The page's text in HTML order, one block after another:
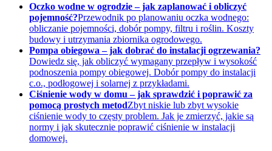
Oczko wodne w ogrodzie – jak zaplanować i obliczyć
pojemność?Przewodnik po planowaniu oczka wodnego:
obliczanie pojemności, dobór pompy, filtru i roślin. Koszty
budowy i utrzymania zbiornika ogrodowego.
Pompa obiegowa – jak dobrać do instalacji ogrzewania?
Dowiedz się, jak obliczyć wymagany przepływ i wysokość
podnoszenia pompy obiegowej. Dobór pompy do instalacji
c.o., podłogowej i solarnej z przykładami.
Ciśnienie wody w domu – jak sprawdzić i poprawić za
pomocą prostych metodZbyt niskie lub zbyt wysokie
ciśnienie wody to częsty problem. Jak je zmierzyć, jakie są
normy i jak skutecznie poprawić ciśnienie w instalacji
domowej.